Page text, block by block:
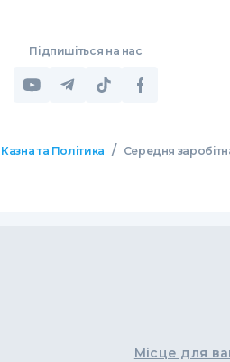
Підпишіться на нас
Казна та Політика /
Середня
Місце для